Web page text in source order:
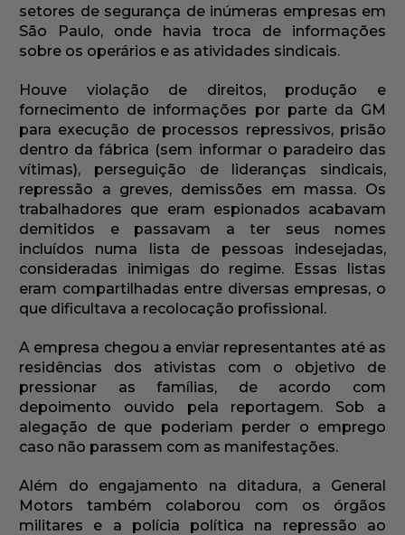
setores de segurança de inúmeras empresas em
São Paulo, onde havia troca de informações
sobre os operários e as atividades sindicais.
Houve violação de direitos, produção e
fornecimento de informações por parte da GM
para execução de processos repressivos, prisão
dentro da fábrica (sem informar o paradeiro das
vítimas), perseguição de lideranças sindicais,
repressão a greves, demissões em massa. Os
trabalhadores que eram espionados acabavam
demitidos e passavam a ter seus nomes
incluídos numa lista de pessoas indesejadas,
consideradas inimigas do regime. Essas listas
eram compartilhadas entre diversas empresas, o
que dificultava a recolocação profissional.
A empresa chegou a enviar representantes até as
residências dos ativistas com o objetivo de
pressionar as famílias, de acordo com
depoimento ouvido pela reportagem. Sob a
alegação de que poderiam perder o emprego
caso não parassem com as manifestações.
Além do engajamento na ditadura, a General
Motors também colaborou com os órgãos
militares e a polícia política na repressão ao